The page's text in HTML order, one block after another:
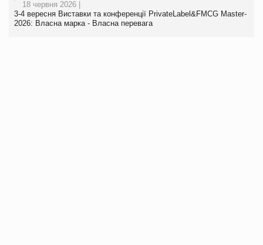
18 червня 2026 |
3-4 вересня Виставки та конференції PrivateLabel&FMCG Master-
2026: Власна марка - Власна перевага